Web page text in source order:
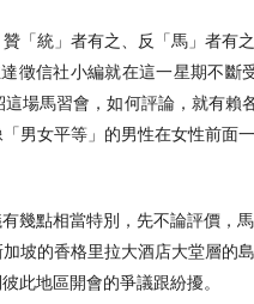
「統」者有之、反「馬」者有
信社小編就在這一星期不
馬習會，如何評論，就有賴
男女平等」的男性在女性前面
幾點相當特別，先不論評價，
的香格里拉大酒店大堂層的
此地區開會的爭議跟紛擾。